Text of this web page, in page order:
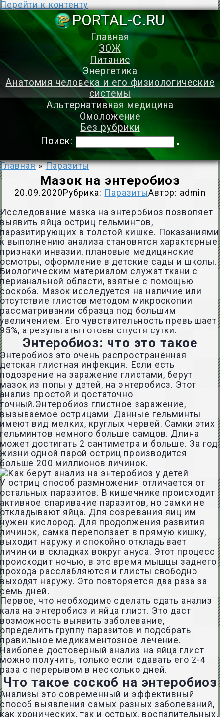
Перейти к контенту
PORTAL-
Главная
ЗОЖ
Питание
Энергетика
Анатомия человека и его физиологические
системы
Альтернативная медицина
Омоложение
Без рубрики
Поиск:
Главная » Паразиты
Мазок на энтеробиоз
20.09.2020 Рубрика: ПаразитыАвтор: admin
Исследование мазка на энтеробиоз позволяет
выявить яйца остриц гельминтов,
паразитирующих в толстой кишке. Показаниями
к выполнению анализа становятся характерные
признаки инвазии, плановые медицинские
осмотры, оформление в детские сады и школы.
Биологическим материалом служат ткани с
перианальной области, взятые с помощью
соскоба. Мазок исследуется на наличие или
отсутствие глистов методом микроскопии
рассматривании образца под большим
увеличением. Его чувствительность превышает
95%, а результаты готовы спустя сутки.
Энтеробиоз: что это такое
Энтеробиоз это очень распространённая
детская глистная инфекция. Если есть
подозрение на заражение глистами, берут
мазок из попы у детей, на энтеробиоз. Этот
анализ простой и достаточно
точный.Энтеробиоз глистное заражение,
вызываемое острицами. Данные гельминты
имеют вид мелких, круглых червей. Самки этих
гельминтов немного больше самцов. Длина
может достигать 2 сантиметра и больше. За год
жизни одной парой остриц производится
больше 200 миллионов личинок.
У остриц способ размножения отличается от
остальных паразитов. В кишечнике происходит
активное спаривание паразитов, но самки не
откладывают яйца. Для созревания яиц им
нужен кислород. Для продолжения развития
личинок, самка переползает в прямую кишку,
выходит наружу и спокойно откладывает
личинки в складках вокруг ануса. Этот процесс
происходит ночью, в это время мышцы заднего
прохода расслабляются и глисты свободно
выходят наружу. Это повторяется два раза за
семь дней.
Первое, что необходимо сделать сдать анализ
кала на энтеробиоз и яйца глист. Это даст
возможность выявить заболевание,
определить группу паразитов и подобрать
правильное медикаментозное лечение.
Наиболее достоверный анализ на яйца глист
можно получить, только если сдавать его 2-4
раза с перерывом в несколько дней.
Что такое соскоб на энтеробиоз
Анализы это современный и эффективный
способ выявления самых разных заболеваний,
как хронических, так и острых, воспалительных.